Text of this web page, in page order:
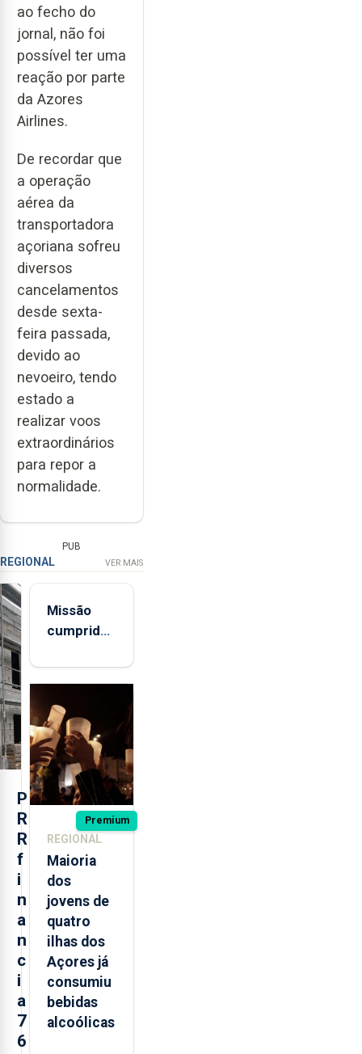
ao fecho do
jornal, não foi
possível ter uma
reação por parte
da Azores
Airlines.
De recordar que
a operação
aérea da
transportadora
açoriana sofreu
diversos
cancelamentos
desde sexta-
feira passada,
devido ao
nevoeiro, tendo
estado a
realizar voos
extraordinários
para repor a
normalidade.
PUB
REGIONAL VER MAIS
P
R
R
f
i
n
a
n
c
i
a
7
6
Missão
cumprida:
açorianos
após
missão na
Roménia
Premium
REGIONAL
Maioria
dos
jovens de
quatro
ilhas dos
Açores já
consumiu
bebidas
alcoólicas